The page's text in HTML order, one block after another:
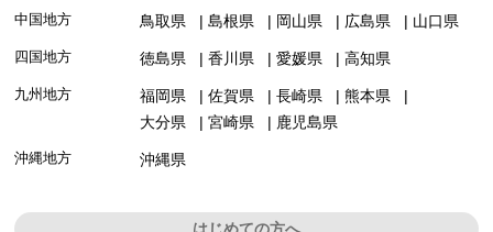
中国地方 鳥取県 島根県 岡山県 広島県 山口県
四国地方 徳島県 香川県 愛媛県 高知県
九州地方 福岡県 佐賀県 長崎県
熊本県
大分県
宮崎県 鹿児島県
沖縄地方 沖縄県